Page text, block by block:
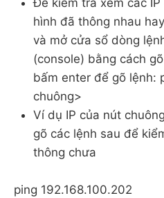
Để kiểm tra xem các
hình đã thông nhau
và mở cửa sổ dòng
(console) bằng cách
bấm enter để gõ lệnh:
chuông>
Ví dụ IP của nút
gõ các lệnh sau để
thông chưa
ping 192.168.100.202